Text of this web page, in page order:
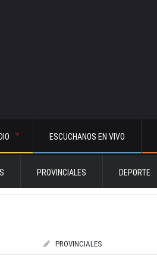
ESCUCHANOS EN VIVO
PROVINCIALES DEPORTE
PROVINCIALES